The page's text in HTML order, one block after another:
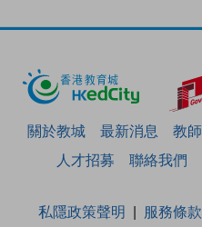
關於教城 最新消息 教師
人才招募
聯絡我們
私隱政策聲明 服務條款